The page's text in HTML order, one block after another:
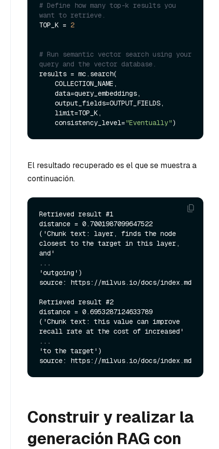
# Define how many top-k results you
want to retrieve.
TOP_K = 2
# Run semantic vector search using your
query and the vector database.
results = mc.search(
    consistency_level=
"Eventually"
El resultado recuperado es el que se muestra a
continuación.
Retrieved result #1
distance = 0.7001987099647522
('Chunk text: layer, finds the node
closest to the target in this layer,
and'
...
'outgoing')
source: https://milvus.io/docs/index.md
Retrieved result #2
distance = 0.6953287124633789
('Chunk text: this value can improve
recall rate at the cost of increased'
...
'to the target')
Construir y realizar la
generación RAG con